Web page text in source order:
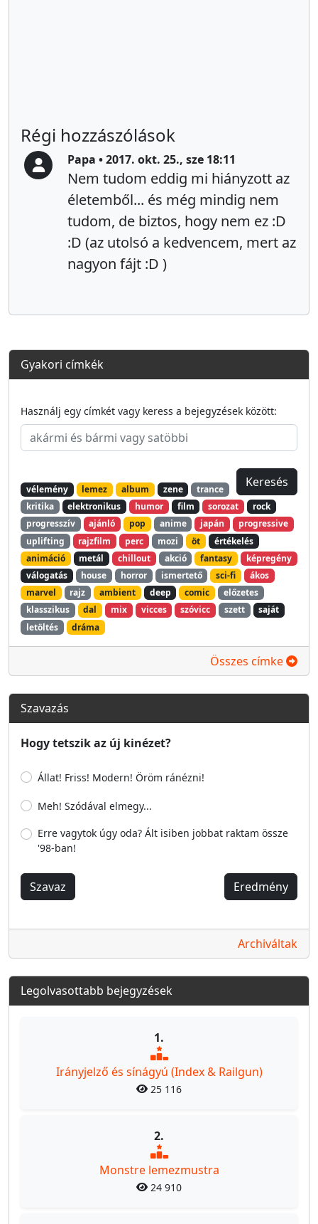
Régi hozzászólások
Papa • 2017. okt. 25., sze 18:11
Nem tudom eddig mi hiányzott az
életemből... és még mindig nem
tudom, de biztos, hogy nem ez :D
:D (az utolsó a kedvencem, mert az
nagyon fájt :D )
Gyakori címkék
Használj egy címkét vagy keress a bejegyzések között:
vélemény lemez album zene
trance
kritika
elektronikus humor film sorozat
rock
progresszív
ajánló pop anime japán
progressive
uplifting
rajzfilm perc mozi öt
értékelés
animáció
metál chillout akció fantasy
képregény
válogatás
house horror ismertető sci-fi
ákos
marvel
rajz ambient deep comic
előzetes
klasszikus
dal mix vicces szóvicc szett
saját
letöltés
dráma
Összes címke
Szavazás
Hogy tetszik az új kinézet?
Állat! Friss! Modern! Öröm ránézni!
Meh! Szódával elmegy...
Erre vagytok úgy oda? Ált isiben jobbat raktam össze
'98-ban!
Szavaz Eredmény
Archiváltak
Legolvasottabb bejegyzések
1.
Irányjelző és sínágyú (Index & Railgun)
25 116
2.
Monstre lemezmustra
24 910